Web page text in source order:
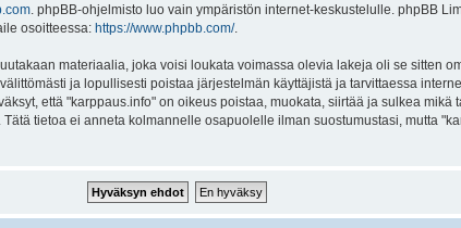
. phpBB-ohjelmisto luo vain ympäristön internet-keskustelulle. phpBB
osoitteessa: https://www.phpbb.com/.
materiaalia, joka voisi loukata voimassa olevia lakeja oli se sitten
ja lopullisesti poistaa järjestelmän käyttäjistä ja tarvittaessa
että "karppaus.info" on oikeus poistaa, muokata, siirtää ja sulkea mikä
tietoa ei anneta kolmannelle osapuolelle ilman suostumustasi, mutta